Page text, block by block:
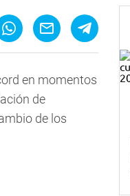
en momentos
de
de los